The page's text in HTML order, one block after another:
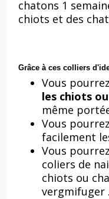
chatons 1
chiots et des
Grâce à ces colliers
Vous
les chiots
même
Vous
facilement
Vous
coliers de
chiots ou
vergmifuger